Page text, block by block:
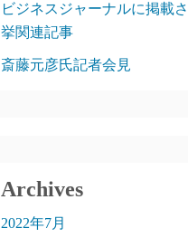
ビジネスジャーナルに掲載
挙関連記事
斎藤元彦氏記者会見
Archives
2022年7月